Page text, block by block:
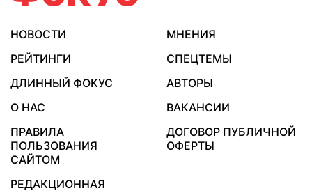
НОВОСТИ
МНЕНИЯ
РЕЙТИНГИ
СПЕЦТЕМЫ
ДЛИННЫЙ ФОКУС
АВТОРЫ
О НАС
ВАКАНСИИ
ПРАВИЛА
ПОЛЬЗОВАНИЯ
САЙТОМ
ДОГОВОР ПУБЛИЧНОЙ
ОФЕРТЫ
РЕДАКЦИОННАЯ